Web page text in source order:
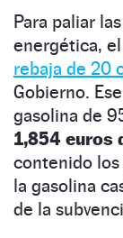
Para paliar
energética,
rebaja de 20
Gobierno.
gasolina de
1,854 euros
contenido
la gasolina
de la